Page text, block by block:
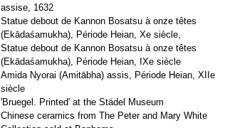
assise, 1632
Statue debout de Kannon Bosatsu à onze têtes
(Ekādaśamukha), Période Heian, Xe siècle,
Statue debout de Kannon Bosatsu à onze têtes
(Ekādaśamukha), Période Heian, IXe siècle
Amida Nyorai (Amitābha) assis, Période Heian, XIIe
siècle
'Bruegel. Printed' at the Städel Museum
Chinese ceramics from The Peter and Mary White